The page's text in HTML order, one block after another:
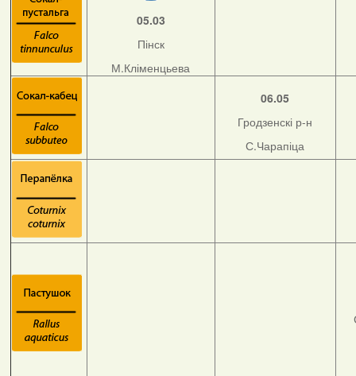
05.03
Пінск
М.Кліменцьева
06.05
Гродзенскі р-н
С.Чарапіца